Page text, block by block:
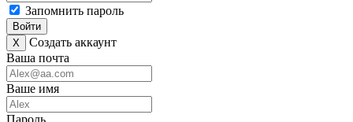
Запомнить пароль
Войти
X
Создать аккаунт
Ваша почта
Ваше имя
Пароль